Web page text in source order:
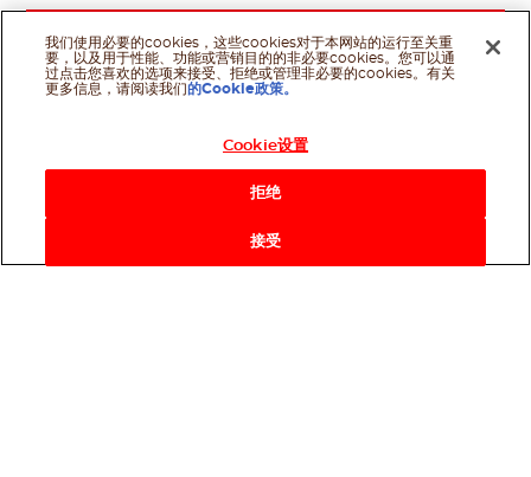
我们使用必要的cookies，这些cookies对于本网站的运行至关重
要，以及用于性能、功能或营销目的的非必要cookies。您可以通
过点击您喜欢的选项来接受、拒绝或管理非必要的cookies。有关
更多信息，请阅读我们的Cookie政策。
Cookie设置
拒绝
接受